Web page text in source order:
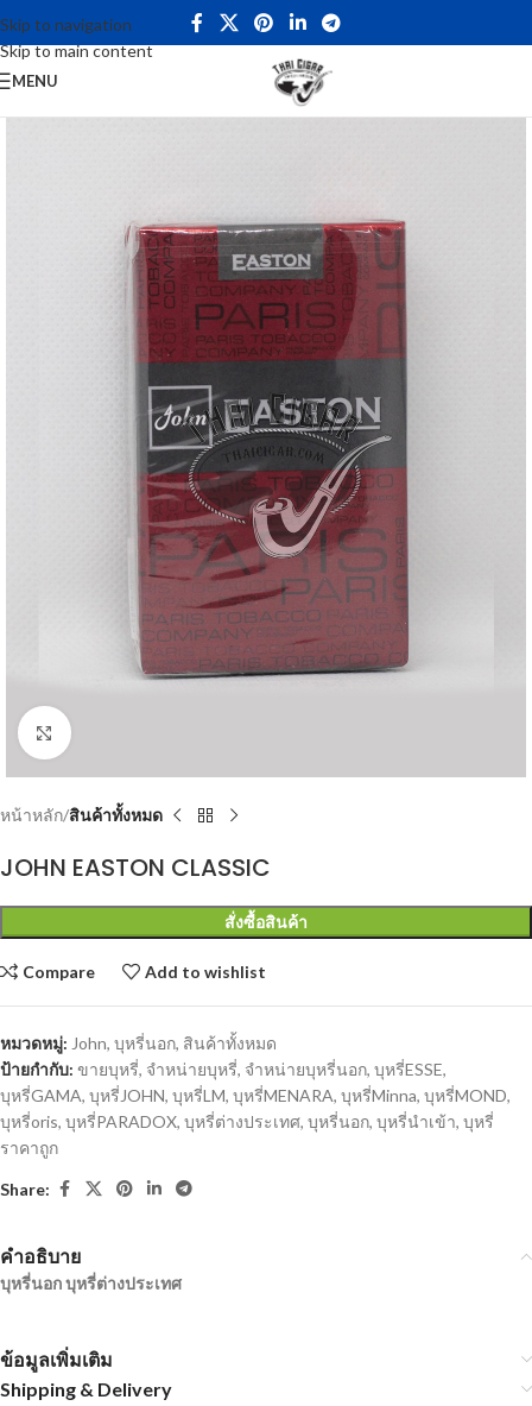
Skip to navigation
Skip to main content
MENU
Click to enlarge
หน้าหลัก สินค้าทั้งหมด
JOHN EASTON CLASSIC
สั่งซื้อสินค้า
Compare Add to wishlist
หมวดหมู่: John, บุหรี่นอก, สินค้าทั้งหมด
ป้ายกำกับ: ขายบุหรี่, จำหน่ายบุหรี่, จำหน่ายบุหรี่นอก, บุหรี่ESSE,
บุหรี่GAMA, บุหรี่JOHN, บุหรี่LM, บุหรี่MENARA, บุหรี่Minna, บุหรี่MOND,
บุหรี่oris, บุหรี่PARADOX, บุหรี่ต่างประเทศ, บุหรี่นอก, บุหรี่นำเข้า, บุหรี่
ราคาถูก
Share:
คำอธิบาย
บุหรี่นอก บุหรี่ต่างประเทศ
ข้อมูลเพิ่มเติม
Shipping & Delivery